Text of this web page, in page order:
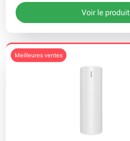
Voir le produit
meilleures ventes